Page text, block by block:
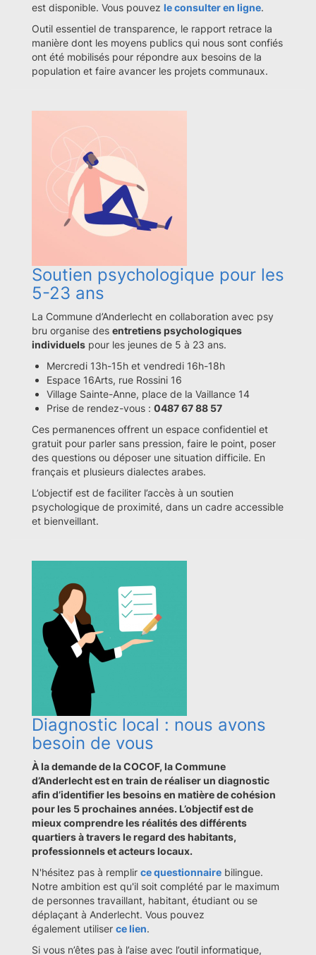
est disponible. Vous pouvez le consulter en ligne.
Outil essentiel de transparence, le rapport retrace la
manière dont les moyens publics qui nous sont confiés
ont été mobilisés pour répondre aux besoins de la
population et faire avancer les projets communaux.
Soutien psychologique pour les
5-23 ans
La Commune d’Anderlecht en collaboration avec psy
bru organise des entretiens psychologiques
individuels pour les jeunes de 5 à 23 ans.
Mercredi 13h-15h et vendredi 16h-18h
Espace 16Arts, rue Rossini 16
Village Sainte-Anne, place de la Vaillance 14
Prise de rendez-vous : 0487 67 88 57
Ces permanences offrent un espace confidentiel et
gratuit pour parler sans pression, faire le point, poser
des questions ou déposer une situation difficile. En
français et plusieurs dialectes arabes.
L’objectif est de faciliter l’accès à un soutien
psychologique de proximité, dans un cadre accessible
et bienveillant.
Diagnostic local : nous avons
besoin de vous
À la demande de la COCOF, la Commune
d’Anderlecht est en train de réaliser un diagnostic
afin d’identifier les besoins en matière de cohésion
pour les 5 prochaines années. L’objectif est de
mieux comprendre les réalités des différents
quartiers à travers le regard des habitants,
professionnels et acteurs locaux.
N'hésitez pas à remplir ce questionnaire bilingue.
Notre ambition est qu'il soit complété par le maximum
de personnes travaillant, habitant, étudiant ou se
déplaçant à Anderlecht. Vous pouvez
également utiliser ce lien.
Si vous n’êtes pas à l’aise avec l’outil informatique,